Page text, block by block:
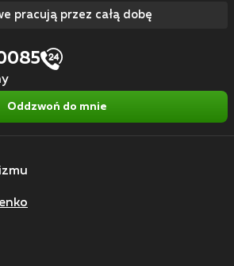
pracują przez całą dobę
Oddzwoń do mnie